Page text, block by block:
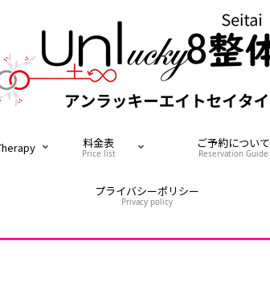
料金表
Price list
ご予約について
Reservation Guide
プライバシーポリシー
Privacy policy